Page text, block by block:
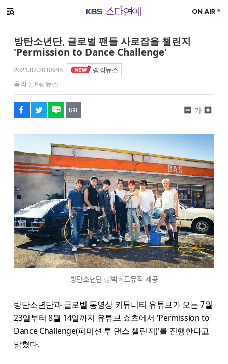
메뉴 열기
방탄소년단, 글로벌 팬들 사로잡을 챌린지
'Permission to Dance Challenge'
2021.07.20 08:48
랭킹뉴스
음악
K팝뉴스
페이스북
트위터
네이버
URL복사
글씨 작게보기
가
글씨 크게보기
방탄소년단 ⓒ빅히트뮤직 제공
방탄소년단과 글로벌 동영상 커뮤니티 유튜브가 오는 7월
23일부터 8월 14일까지 유튜브 쇼츠에서 'Permission to
Dance Challenge(퍼미션 투 댄스 챌린지)'를 진행한다고
밝혔다.
해시태그